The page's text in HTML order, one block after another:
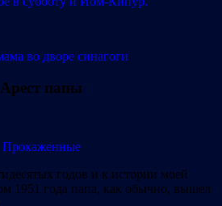
во дворе синагоги
Арест папы
Прокаженные
годов и к истории моей
1951 года папа, как обычно, вышел